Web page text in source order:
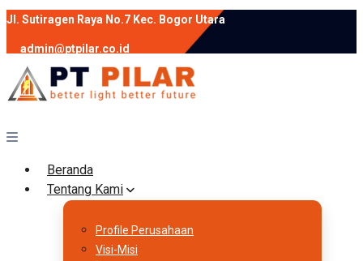
Jl. Sutiragen Raya No.7 Kec. Bogor Utara
admin@ptpilar.co.id
+62 812-9080-0020
instagram facebook
Follow :
Beranda
Tentang Kami
Profile Perusahaan
Visi-Misi